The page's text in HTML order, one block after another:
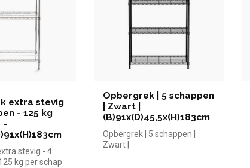
extra stevig
- 125 kg
-
stevig - 4
kg per schap
Opbergrek | 5 schappen
| Zwart |
(B)91x(D)45,5x(H)183cm
Opbergrek | 5 schappen |
Zwart |